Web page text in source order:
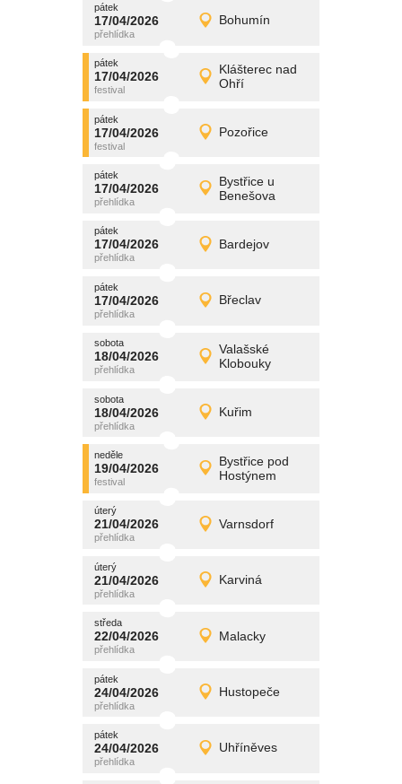
pátek
17/04/2026 Bohumín
pátek
17/04/2026 Detail
promítání
pátek
17/04/2026
Klášterec nad
Ohří
pátek
17/04/2026 Detail
promítání
pátek
17/04/2026 Pozořice
pátek
17/04/2026 Detail
promítání
pátek
17/04/2026
Bystřice u
Benešova
pátek
17/04/2026 Detail
promítání
pátek
17/04/2026 Bardejov
pátek
17/04/2026 Detail
promítání
pátek
17/04/2026 Břeclav
pátek
17/04/2026 Detail
promítání
sobota
18/04/2026
Valašské
Klobouky
sobota
18/04/2026 Detail
promítání
sobota
18/04/2026 Kuřim
sobota
18/04/2026 Detail
promítání
neděle
19/04/2026
Bystřice pod
Hostýnem
neděle
19/04/2026 Detail
promítání
úterý
21/04/2026 Varnsdorf
úterý
21/04/2026 Detail
promítání
úterý
21/04/2026 Karviná
úterý
21/04/2026 Detail
promítání
středa
22/04/2026 Malacky
středa
22/04/2026 Detail
promítání
pátek
24/04/2026 Hustopeče
pátek
24/04/2026 Detail
promítání
pátek
24/04/2026 Uhříněves
pátek
24/04/2026 Detail
promítání